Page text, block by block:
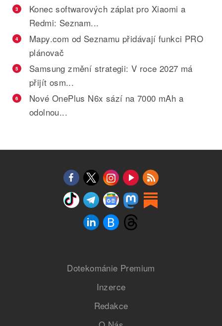
3
Konec softwarových záplat pro Xiaomi a
Redmi: Seznam...
4
Mapy.com od Seznamu přidávají funkci PRO
plánovač
5
Samsung změní strategii: V roce 2027 má
přijít osm...
6
Nové OnePlus N6x sází na 7000 mAh a
odolnou...
Dotekománie Premium
Inzerce
Redakce